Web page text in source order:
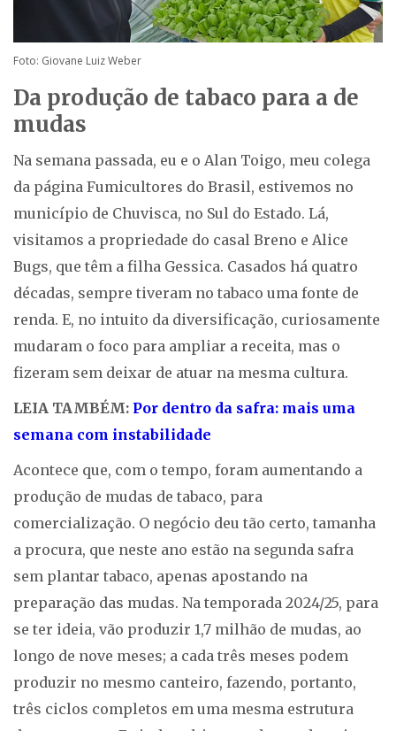
Foto: Giovane Luiz Weber
Da produção de tabaco para a de
mudas
Na semana passada, eu e o Alan Toigo, meu colega
da página Fumicultores do Brasil, estivemos no
município de Chuvisca, no Sul do Estado. Lá,
visitamos a propriedade do casal Breno e Alice
Bugs, que têm a filha Gessica. Casados há quatro
décadas, sempre tiveram no tabaco uma fonte de
renda. E, no intuito da diversificação, curiosamente
mudaram o foco para ampliar a receita, mas o
fizeram sem deixar de atuar na mesma cultura.
LEIA TAMBÉM: Por dentro da safra: mais uma
semana com instabilidade
Acontece que, com o tempo, foram aumentando a
produção de mudas de tabaco, para
comercialização. O negócio deu tão certo, tamanha
a procura, que neste ano estão na segunda safra
sem plantar tabaco, apenas apostando na
preparação das mudas. Na temporada 2024/25, para
se ter ideia, vão produzir 1,7 milhão de mudas, ao
longo de nove meses; a cada três meses podem
produzir no mesmo canteiro, fazendo, portanto,
três ciclos completos em uma mesma estrutura